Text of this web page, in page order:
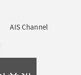
AIS Channel